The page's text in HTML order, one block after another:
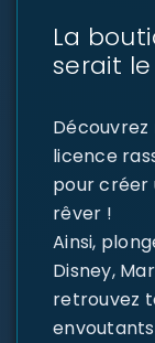
La
serait
licence
pour créer
rêver !
Ainsi,
Disney,
retrouvez